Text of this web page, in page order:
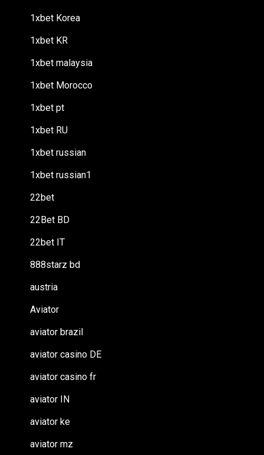
1xbet Korea
1xbet KR
1xbet malaysia
1xbet Morocco
1xbet pt
1xbet RU
1xbet russian
1xbet russian1
22bet
22Bet BD
22bet IT
888starz bd
austria
Aviator
aviator brazil
aviator casino DE
aviator casino fr
aviator IN
aviator ke
aviator mz